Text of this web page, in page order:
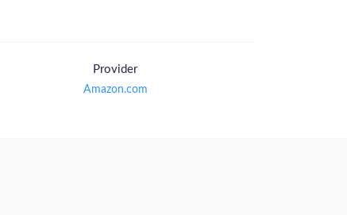
Provider
Amazon.com